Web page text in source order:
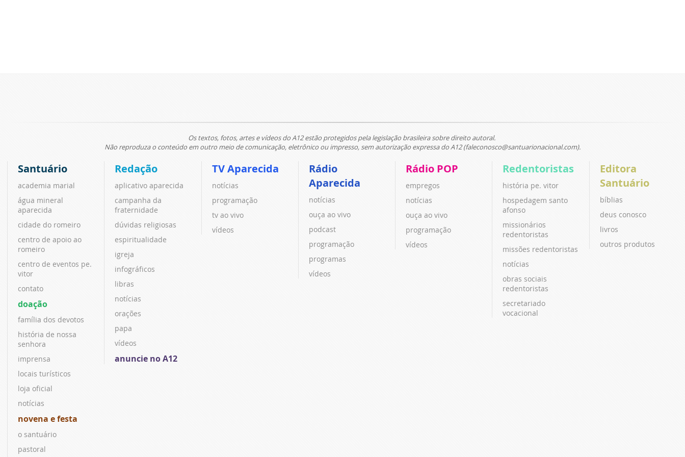
Os textos, fotos, artes e vídeos do A12 estão protegidos pela legislação brasileira sobre direito autoral.
Não reproduza o conteúdo em outro meio de comunicação, eletrônico ou impresso, sem autorização expressa do A12 (faleconosco@santuarionacional.com).
Santuário
academia marial
água mineral
aparecida
cidade do romeiro
centro de apoio ao
romeiro
centro de eventos pe.
vitor
contato
doação
família dos devotos
história de nossa
senhora
imprensa
locais turísticos
loja oficial
notícias
novena e festa
o santuário
pastoral
Redação
aplicativo aparecida
campanha da
fraternidade
dúvidas religiosas
espiritualidade
igreja
infográficos
libras
notícias
orações
papa
vídeos
anuncie no A12
TV Aparecida
notícias
programação
tv ao vivo
vídeos
Rádio
Aparecida
notícias
ouça ao vivo
podcast
programação
programas
vídeos
Rádio POP
empregos
notícias
ouça ao vivo
programação
vídeos
Redentoristas
história pe. vitor
hospedagem santo
afonso
missionários
redentoristas
missões redentoristas
notícias
obras sociais
redentoristas
secretariado
vocacional
Editora
Santuário
bíblias
deus conosco
livros
outros produtos